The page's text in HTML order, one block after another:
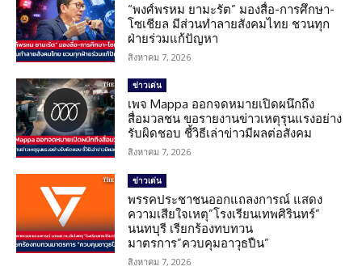
“พงศ์พรหม ยามะรัต” มองสื่อ-การศึกษา-
โซเชียล มีส่วนทำลายสังคมไทย ชวนทุก
ฝ่ายร่วมแก้ปัญหา
สิงหาคม 7, 2026
ข่าวเด่น
เพจ Mappa ออกจดหมายเปิดผนึกถึง
สื่อมวลชน ขอรายงานข่าวเหตุรุนแรงอย่าง
รับผิดชอบ ชี้วิธีเล่าข่าวมีผลต่อสังคม
สิงหาคม 7, 2026
ข่าวเด่น
พรรคประชาชนออกแถลงการณ์ แสดง
ความเสียใจเหตุ”โรงเรียนเทพศิรินทร์”
นนทบุรี เรียกร้องทบทวน
มาตรการ”ควบคุมอาวุธปืน”
สิงหาคม 7, 2026